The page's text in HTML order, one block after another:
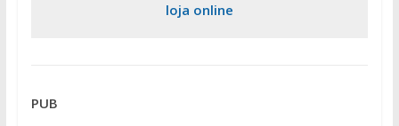
loja online
PUB